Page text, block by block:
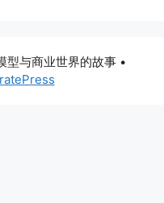
型与商业世界的故事 •